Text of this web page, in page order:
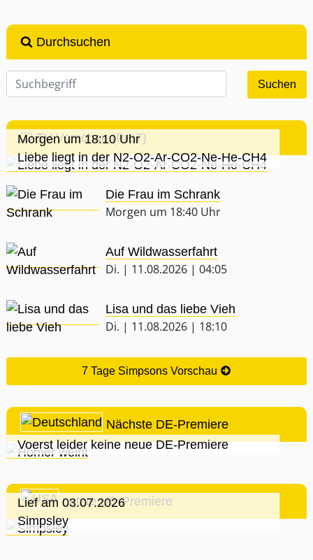
Durchsuchen
TV-Vorschau (Pro7)
Morgen um 18:10 Uhr
Liebe liegt in der N2-O2-Ar-CO2-Ne-He-CH4
Die Frau im Schrank
Morgen um 18:40 Uhr
Auf Wildwasserfahrt
Di. | 11.08.2026 | 04:05
Lisa und das liebe Vieh
Di. | 11.08.2026 | 18:10
7 Tage Simpsons Vorschau
Nächste DE-Premiere
Voerst leider keine neue DE-Premiere
Letzte US-Premiere
Lief am 03.07.2026
Simpsley